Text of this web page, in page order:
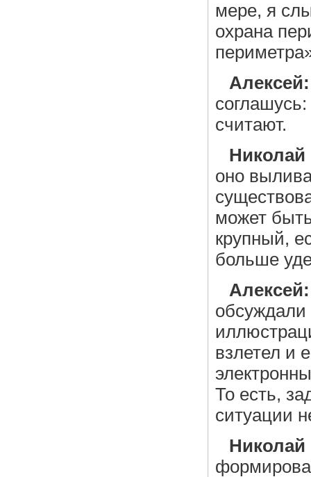
мере, я
охрана
Алексей:
считают.
оно
может
крупный,
больше
Алексей:
обсуждали
взлетел и
То есть,
ситуации